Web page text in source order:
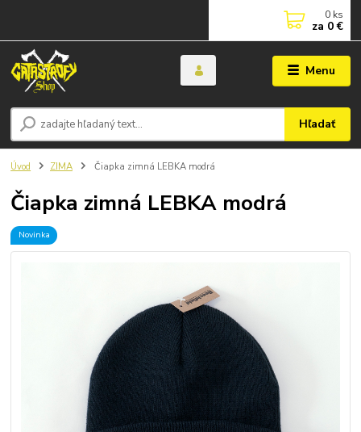
Menu
Hľadať
0 ks
za 0 €
Úvod ZIMA Čiapka zimná LEBKA modrá
Čiapka zimná LEBKA modrá
Novinka